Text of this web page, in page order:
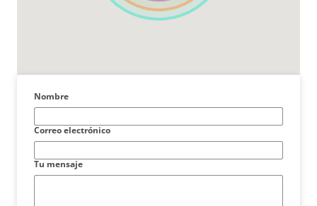
Nombre
Correo electrónico
Tu mensaje